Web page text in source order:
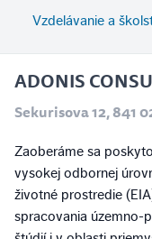
Vzdelávanie a
ADONIS
Sekurisova 12, 841
Zaoberáme sa
vysokej odbornej
životné prostredie
spracovania územno-